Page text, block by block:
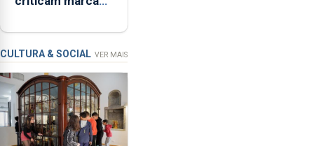
Ser”
a
prevenção
primária
da
violência
doméstica,
através
Marca Açores
CULTURA & SOCIAL VER MAIS